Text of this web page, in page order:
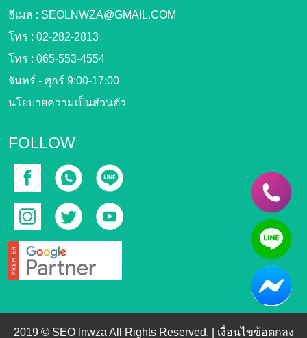
อีเมล : SEOLNWZA@GMAIL.COM
โทร : 02-282-2813
โทร : 065-553-4554
จันทร์ - ศุกร์ 9:00-17:00
นโยบายความเป็นส่วนตัว
FOLLOW
2019 © SEO lnwza All Rights Reserved. | เงื่อนไขข้อตกลง